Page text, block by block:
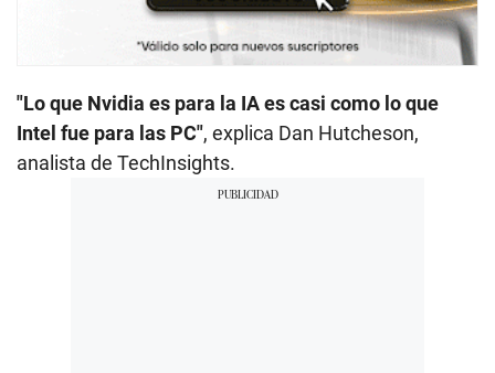
"Lo que Nvidia es para la IA es casi como lo que
Intel fue para las PC", explica Dan Hutcheson,
analista de TechInsights.